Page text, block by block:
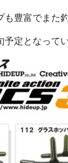
も豊富でまた
定となってい